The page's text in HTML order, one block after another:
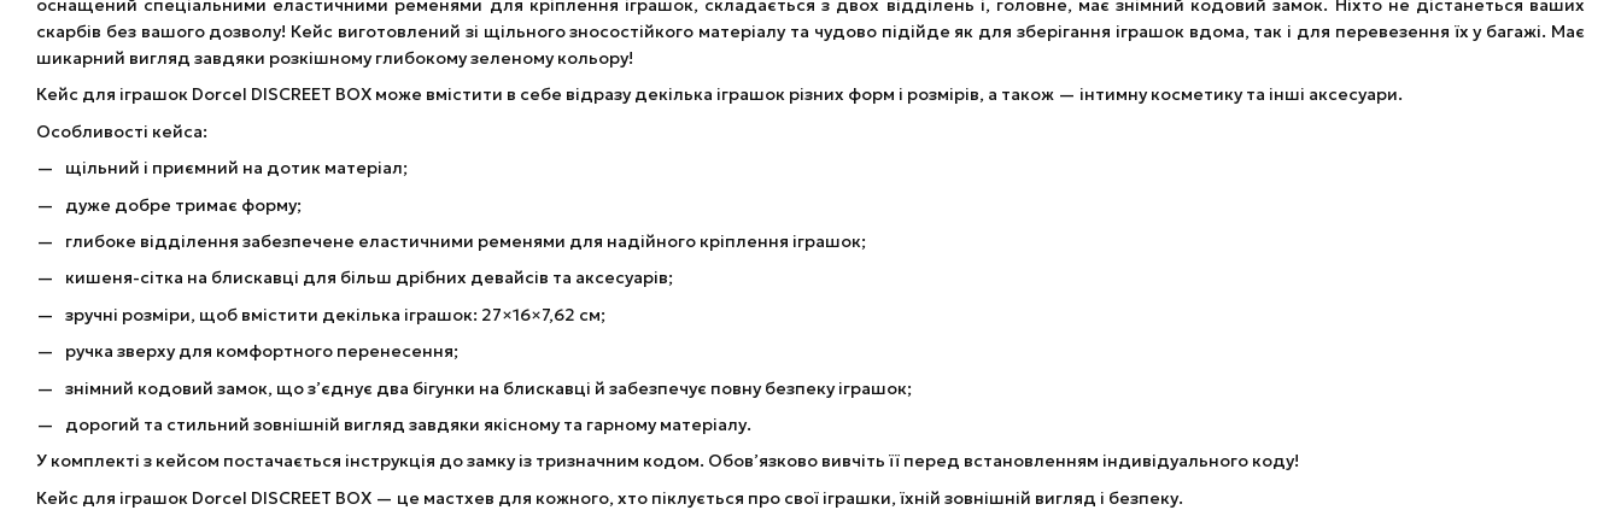
оснащений спеціальними еластичними ременями для кріплення іграшок, складається з двох відділень і, головне, має знімний кодовий замок. Ніхто не дістанеться ваших
скарбів без вашого дозволу! Кейс виготовлений зі щільного зносостійкого матеріалу та чудово підійде як для зберігання іграшок вдома, так і для перевезення їх у багажі. Має
шикарний вигляд завдяки розкішному глибокому зеленому кольору!
Кейс для іграшок Dorcel DISCREET BOX може вмістити в себе відразу декілька іграшок різних форм і розмірів, а також — інтимну косметику та інші аксесуари.
Особливості кейса:
щільний і приємний на дотик матеріал;
дуже добре тримає форму;
глибоке відділення забезпечене еластичними ременями для надійного кріплення іграшок;
кишеня-сітка на блискавці для більш дрібних девайсів та аксесуарів;
зручні розміри, щоб вмістити декілька іграшок: 27×16×7,62 см;
ручка зверху для комфортного перенесення;
знімний кодовий замок, що з’єднує два бігунки на блискавці й забезпечує повну безпеку іграшок;
дорогий та стильний зовнішній вигляд завдяки якісному та гарному матеріалу.
У комплекті з кейсом постачається інструкція до замку із тризначним кодом. Обов’язково вивчіть її перед встановленням індивідуального коду!
Кейс для іграшок Dorcel DISCREET BOX — це мастхев для кожного, хто піклується про свої іграшки, їхній зовнішній вигляд і безпеку.